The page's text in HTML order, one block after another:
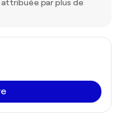
par plus de